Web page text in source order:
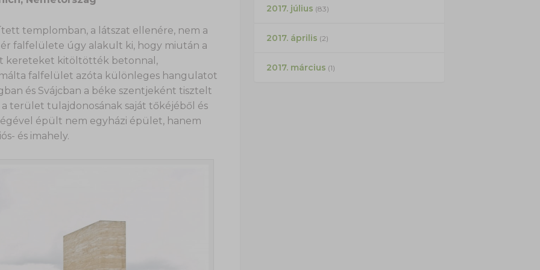
templomban, a látszat ellenére, nem a
falfelülete úgy alakult ki, hogy miután a
kereteket kitöltötték betonnal,
falfelület azóta különleges hangulatot
és Svájcban a béke szentjeként tisztelt
terület tulajdonosának saját tőkéjéből és
épült nem egyházi épület, hanem
és imahely.
2017. július (83)
2017. április (2)
2017. március (1)